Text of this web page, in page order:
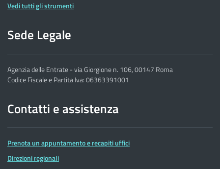
Vedi tutti gli strumenti
Sede Legale
Agenzia delle Entrate - via Giorgione n. 106, 00147 Roma
Codice Fiscale e Partita Iva: 06363391001
Contatti e assistenza
Prenota un appuntamento e recapiti uffici
Direzioni regionali